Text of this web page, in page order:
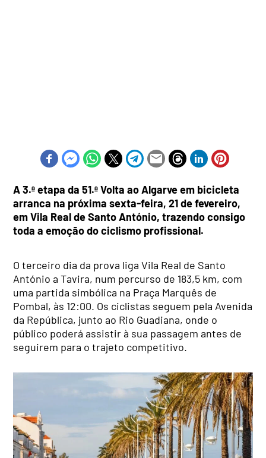
A 3.ª etapa da 51.ª Volta ao Algarve em bicicleta
arranca na próxima sexta-feira, 21 de fevereiro,
em Vila Real de Santo António, trazendo consigo
toda a emoção do ciclismo profissional.
O terceiro dia da prova liga Vila Real de Santo
António a Tavira, num percurso de 183,5 km, com
uma partida simbólica na Praça Marquês de
Pombal, às 12:00. Os ciclistas seguem pela Avenida
da República, junto ao Rio Guadiana, onde o
público poderá assistir à sua passagem antes de
seguirem para o trajeto competitivo.